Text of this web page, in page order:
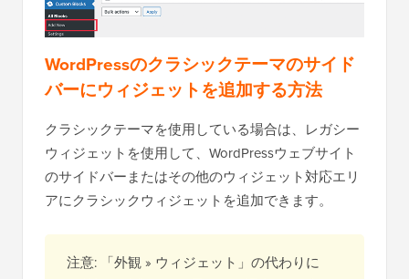
WordPressのクラシックテーマのサイド
バーにウィジェットを追加する方法
クラシックテーマを使用している場合は、レガシー
ウィジェットを使用して、WordPressウェブサイト
のサイドバーまたはその他のウィジェット対応エリ
アにクラシックウィジェットを追加できます。
注意: 「外観 » ウィジェット」の代わりに